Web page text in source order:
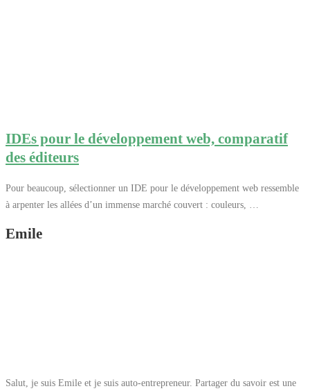
IDEs pour le développement web, comparatif
des éditeurs
Pour beaucoup, sélectionner un IDE pour le développement web ressemble
à arpenter les allées d’un immense marché couvert : couleurs, …
Emile
Salut, je suis Emile et je suis auto-entrepreneur. Partager du savoir est une